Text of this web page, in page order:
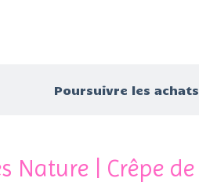
Poursuivre les achats
Nature | Crêpe de